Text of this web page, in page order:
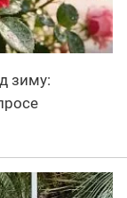
зиму: